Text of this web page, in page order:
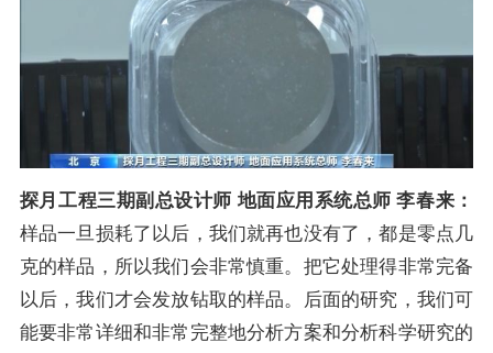
探月工程三期副总设计师 地面应用系统总师 李春来：
样品一旦损耗了以后，我们就再也没有了，都是零点几
克的样品，所以我们会非常慎重。把它处理得非常完备
以后，我们才会发放钻取的样品。
后面的研究，我们可
能要非常详细和非常完整地分析方案和分析科学研究的